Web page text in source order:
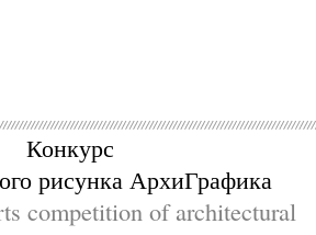
Конкурс
рисунка АрхиГрафика
competition of architectural